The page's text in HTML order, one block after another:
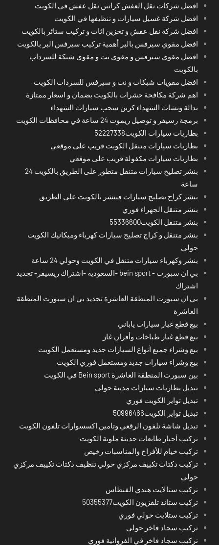
افضل شركات نقل العفش كراتين نقل عفش في الكويت
افضل شركة غسيل سيارات و تنظيفها في الكويت
افضل شركة نقل عفش و تخزين اثاث و تركيب ستائر بالكويت
افضل مقوي سيرفس بالبر أهمية تركيب سيرفس البر بالكويت
افضل مقوي سيرفس و مقوي نت و مقوي شبكة للسرداب
بالكويت
افضل مقويات شبكات و نت و سيرفس للسرداب الكويت
اهم شركة مكافحة حشرات بالكويت بضمان و اسعار ممتازة
بدالة ونشات الشهداء كرين سحب سيارات الشهداء
برمجة رسيفر و توصيل ريموت 24 ساعة في محافظات الكويت
بطاريات سيارات الكويت52227338
بطاريات سيارات متنقل الكويت قريب على موقعي
بطاريات سيارات مكفولة قريب على موقعي
بنشر تصليح سيارات متنقل متطور على الطريق بالكويت 24
ساعة
بنشر كراج تصليح سيارات فينشر بالكويت على الطريق
بنشر متنقل الجهراء فوري
بنشر متنقل الكويت55336600
بنشر متنقل و كراج تصليح سيارات كهرباء وميكانيك الكويت
حولي
بنشر وكهرباء سيارات متنقل في الكويت وحولي 24 ساعة
بي ان سبورت - bein sport -السعودية -اشتراك ريسيفر- تجديد
اشتراك
بي ان سبورت المنطقة العاشرة تجديد بي ان سبورت المنطقة
العاشرة
بيع قطع غيار سيارات ياباني
بيع قطع غيار طباخات وأفران غاز
بيع وشراء جميع أنواع السيارات جديد ومستعمل الكويت
بيع وشراء سيارات جديد ومستعمل فوري الكويت
بين سبورت المنطقة العاشرة Bein sport في الكويت
تبديل بطاريات سيارات مدينة حولي
تبديل تواير الكويت فوري
تبديل تواير الكويت50996466
تبديل شاشة تلفون الرقعي وتامين اكسسوارات تلفون الكويت
تركيب أحبار طابعات حديثة ملونة الكويت
تركيب خيام للأفراح والمناسبات رخيص
تركيب دكتات تكييف مركزي حولي تنظيف دكتات تكييف مركزي
حولي
تركيب ستالايت هندي الفنطاس
تركيب ستاند تلفزيون الكويت50355377
تركيب ستلايت حولي فوري
تركيب سجاد فاخر حولي
تركيب سجاد فاخر في الفروانية فوري